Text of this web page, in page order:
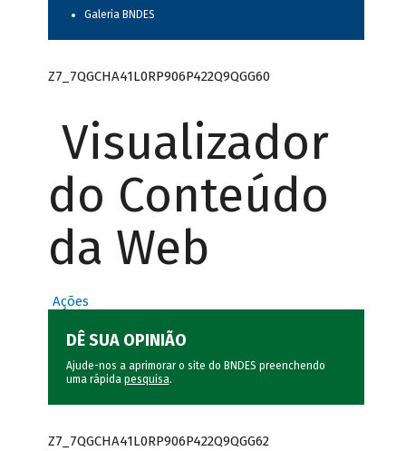
Galeria BNDES
Z7_7QGCHA41L0RP906P422Q9QGG60
Visualizador
do Conteúdo
da Web
Ações
DÊ SUA OPINIÃO
Ajude-nos a aprimorar o site do BNDES preenchendo
uma rápida pesquisa.
Z7_7QGCHA41L0RP906P422Q9QGG62